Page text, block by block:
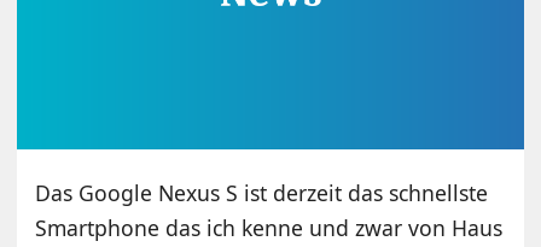
Das Google Nexus S ist derzeit das schnellste
Smartphone das ich kenne und zwar von Haus